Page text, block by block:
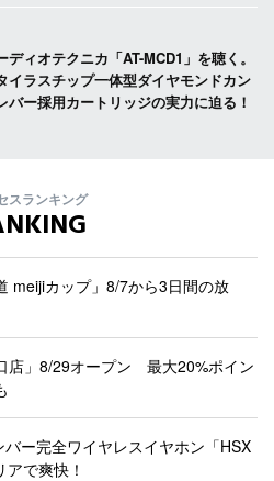
ディオテクニカ「AT-MCD1」を聴く。
イラスチップ一体型ダイヤモンドカン
バー採用カートリッジの実力に迫る！
スランキング
meijiカップ」8/7から3日間の放
店」8/29オープン 最大20%ポイン
ー完全ワイヤレスイヤホン「HSX
で爽快！